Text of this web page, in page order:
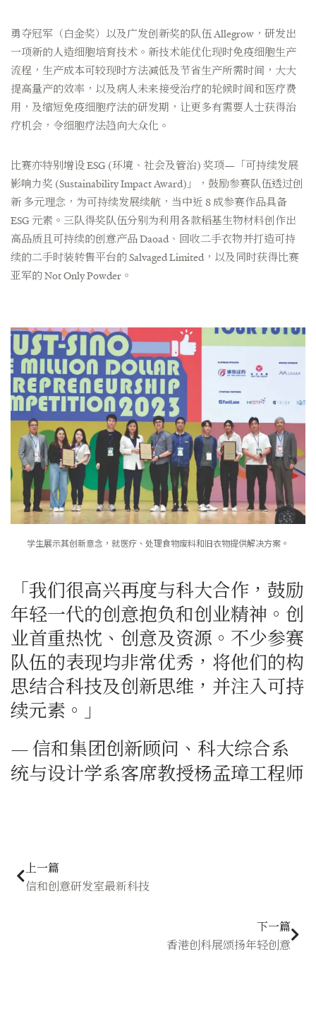
勇夺冠军（白金奖）以及广发创新奖的队伍 Allegrow，研发出
一项新的人造细胞培育技术。新技术能优化现时免疫细胞生产
流程，生产成本可较现时方法减低及节省生产所需时间，大大
提高量产的效率，以及病人未来接受治疗的轮候时间和医疗费
用，及缩短免疫细胞疗法的研发期，让更多有需要人士获得治
疗机会，令细胞疗法趋向大众化。
比赛亦特别增设 ESG (环境、社会及管治) 奖项—「可持续发展
影响力奖 (Sustainability Impact Award)」，鼓励参赛队伍透过创
新 多元理念，为可持续发展续航，当中近 8 成参赛作品具备
ESG 元素。三队得奖队伍分别为利用各款稻基生物材料创作出
高品质且可持续的创意产品 Daoad、回收二手衣物并打造可持
续的二手时装转售平台的 Salvaged Limited，以及同时获得比赛
亚军的 Not Only Powder。
学生展示其创新意念，就医疗、处理食物废料和旧衣物提供解决方案。
「我们很高兴再度与科大合作，鼓励
年轻一代的创意抱负和创业精神。创
业首重热忱、创意及资源。不少参赛
队伍的表现均非常优秀，将他们的构
思结合科技及创新思维，并注入可持
续元素。」
— 信和集团创新顾问、科大综合系
统与设计学系客席教授杨孟璋工程师
Prev上一篇
信和创意研发室最新科技
下一篇
香港创科展颂扬年轻创意